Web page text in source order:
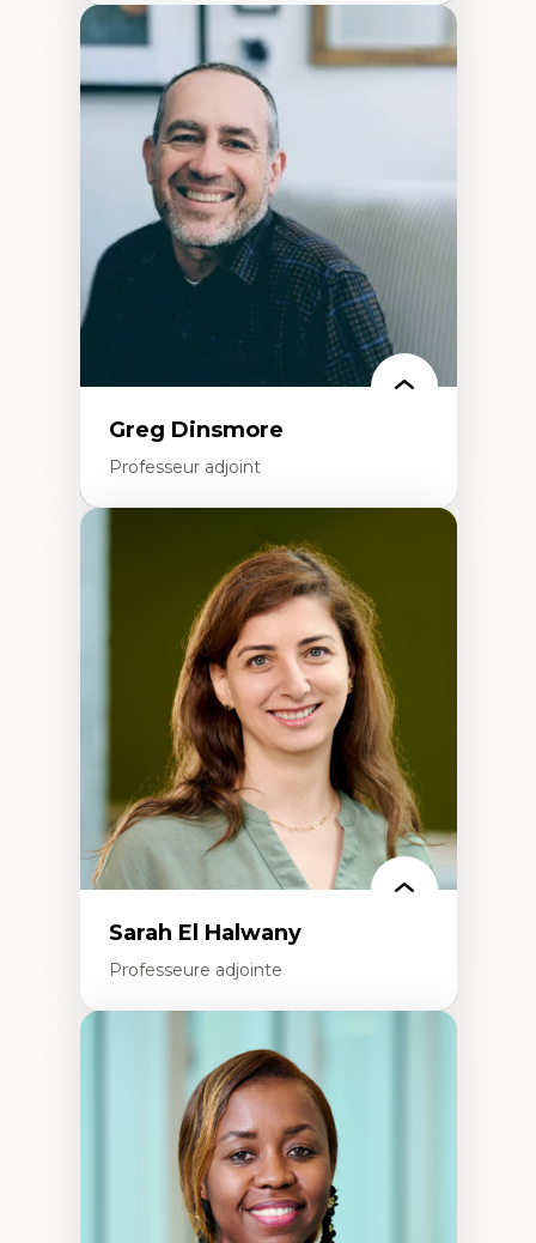
Expertises
Pédagogies critiques et justice sociale
Éthique relationnelle et sollicitude en
éducation
Décolonisation et autochtonisation de la
formation à l’enseignement
Littératie et didactique du français
Éducation inclusive
Formation à l’enseignement en contexte
francophone minoritaire
Identité linguistique et culturelle
Recherche-action et approches
participatives
Leadership éducatif et pratiques réflexives
Éducation durable et bien-être en
Greg Dinsmore
Professeur adjoint
Fragmentation des auditoires médiatiques
Analyse multi-plateforme des auditoires
médiatiques
Analyse des comportements numériques à
travers les données massives et l’IA
Recherche quantitative et qualitative sur
les auditoires médiatiques
Épistémologie des techniques de recherche
numérique et l’IA
Théorie des droits de la personne
La pensée politique d’Hannah Arendt
La pensée politique à l’ère numérique
Justice internationale et normes
internationales
Sarah El Halwany
Professeure adjointe
Les apports pédagogiques des théories de
l'affect, du posthumanisme, du féminisme
dans l'éducation aux sciences
L'apprentissage des sciences/STIM dans une
perspective socioécologique de care
L’insertion professionnelle des
enseignant.e.s